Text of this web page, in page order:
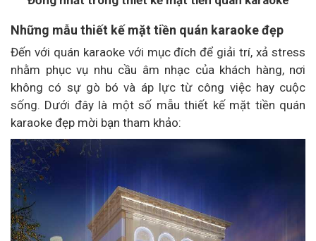
Những mẫu thiết kế mặt tiền quán karaoke đẹp
Đến với quán karaoke với mục đích để giải trí, xả stress
nhằm phục vụ nhu cầu âm nhạc của khách hàng, nơi
không có sự gò bó và áp lực từ công việc hay cuộc
sống. Dưới đây là một số mẫu thiết kế mặt tiền quán
karaoke đẹp mời bạn tham khảo: